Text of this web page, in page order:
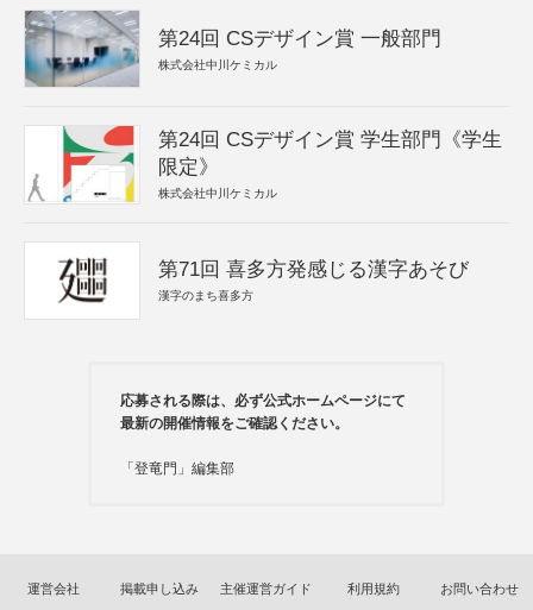
第24回 CSデザイン賞 一般部門
株式会社中川ケミカル
第24回 CSデザイン賞 学生部門《学生
限定》
株式会社中川ケミカル
第71回 喜多方発感じる漢字あそび
漢字のまち喜多方
応募される際は、必ず公式ホームページにて
最新の開催情報をご確認ください。
「登竜門」編集部
運営会社 掲載申し込み 主催運営ガイド 利用規約 お問い合わせ